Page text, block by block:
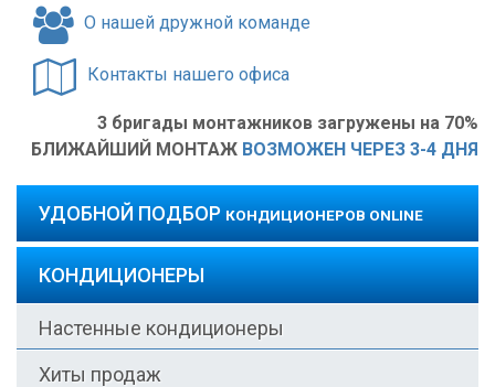
О нашей дружной команде
Контакты нашего офиса
3 бригады монтажников загружены на 70%
БЛИЖАЙШИЙ МОНТАЖ ВОЗМОЖЕН ЧЕРЕЗ 3-4 ДНЯ
УДОБНОЙ ПОДБОР КОНДИЦИОНЕРОВ ONLINE
КОНДИЦИОНЕРЫ
Настенные кондиционеры
Хиты продаж